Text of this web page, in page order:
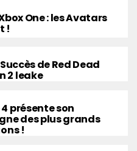
One : les Avatars
!
de Red Dead
2 leake
présente son
des plus grands
!